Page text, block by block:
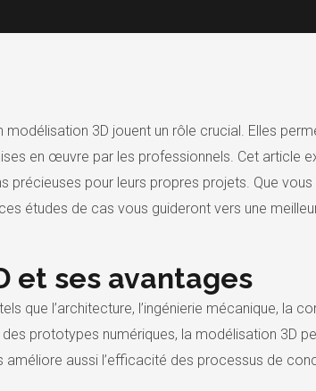
3D jouent un rôle crucial. Elles
en œuvre par les professionnels. Cet article
précieuses pour leurs propres projets. Que
études de cas vous guideront vers une
et ses avantages
que l’architecture, l’ingénierie mécanique, la
prototypes numériques, la modélisation 3D
aussi l’efficacité des processus de